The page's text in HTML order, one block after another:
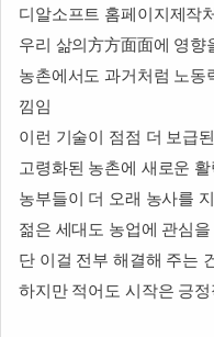
디알소프트 홈페이지제작
우리 삶의方方面面에 영향
농촌에서도 과거처럼 노동
낌임
이런 기술이 점점 더 보급
고령화된 농촌에 새로운
농부들이 더 오래 농사를
젊은 세대도 농업에 관심
단 이걸 전부 해결해 주는
하지만 적어도 시작은 긍